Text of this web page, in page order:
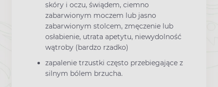
skóry i oczu, świądem, ciemno
zabarwionym moczem lub jasno
zabarwionym stolcem, zmęczenie lub
osłabienie, utrata apetytu, niewydolność
wątroby (bardzo rzadko)
zapalenie trzustki często przebiegające z
silnym bólem brzucha.